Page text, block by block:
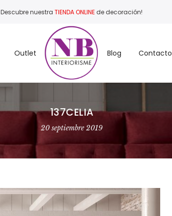
Descubre nuestraTIENDA ONLINE de decoración!
Outlet Blog Contacto
137CELIA
20 septiembre 2019